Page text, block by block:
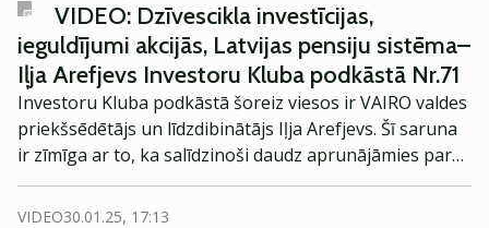
VIDEO: Dzīvescikla investīcijas,
ieguldījumi akcijās, Latvijas pensiju sistēma–
Iļja Arefjevs Investoru Kluba podkāstā Nr.71
Investoru Kluba podkāstā šoreiz viesos ir VAIRO valdes
priekšsēdētājs un līdzdibinātājs Iļja Arefjevs. Šī saruna
ir zīmīga ar to, ka salīdzinoši daudz aprunājāmies par
pensiju 2.līmeni un Latvijas pensiju sistēmu kopumā.
VIDEO30.01.25, 17:13